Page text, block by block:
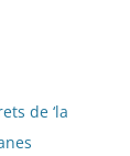
de ‘la